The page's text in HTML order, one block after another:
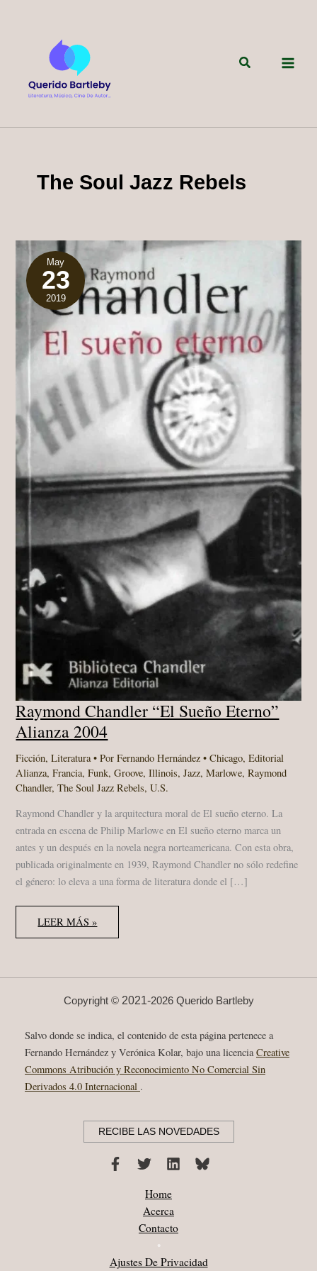
Buscar
The Soul Jazz Rebels
May
23
2019
Raymond Chandler “El Sueño Eterno”
Alianza 2004
Ficción,Literatura • PorFernando Hernández•Chicago,Editorial
Alianza,Francia,Funk,Groove,Illinois,Jazz,Marlowe,Raymond
Chandler,The Soul Jazz Rebels,U.S.
Raymond Chandler y la arquitectura moral de El sueño eterno. La
entrada en escena de Philip Marlowe en El sueño eterno marca un
antes y un después en la novela negra norteamericana. Con esta obra,
publicada originalmente en 1939, Raymond Chandler no sólo redefine
el género: lo eleva a una forma de literatura donde el […]
RAYMOND
CHANDLER
“EL
2004
LEER MÁS »
Copyright © 2021-2026 Querido Bartleby
Salvo donde se indica, el contenido de esta página pertenece a
Fernando Hernández y Verónica Kolar, bajo una licenciaCreative
Commons Atribución y Reconocimiento No Comercial Sin
Derivados 4.0 Internacional .
RECIBE LAS NOVEDADES
Home
Acerca
Contacto
•
Ajustes De Privacidad